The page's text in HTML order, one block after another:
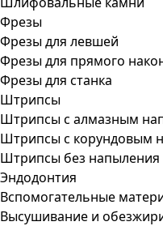
Фрезы
Фрезы для левшей
Фрезы для прямого
Фрезы для станка
Штрипсы
Штрипсы c алмазным
Штрипсы c корундовым
Штрипсы без напыления
Эндодонтия
Вспомогательные
Высушивание и